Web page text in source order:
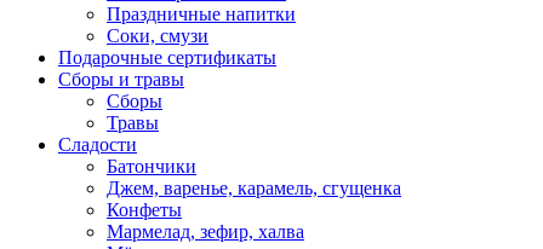
Праздничные напитки
Соки, смузи
Подарочные сертификаты
Сборы и травы
Сборы
Травы
Сладости
Батончики
Джем, варенье, карамель, сгущенка
Конфеты
Мармелад, зефир, халва